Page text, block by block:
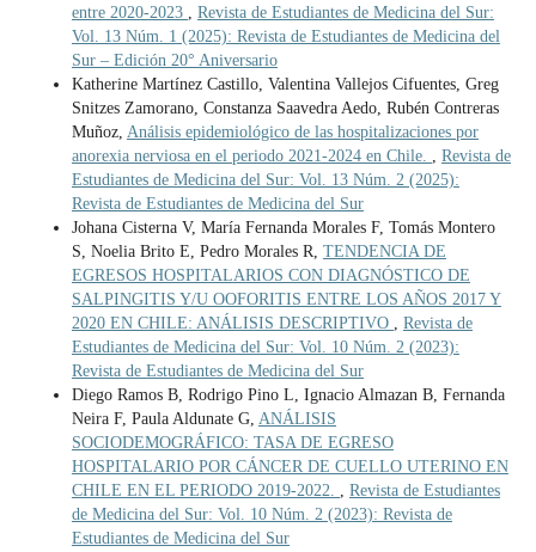
entre 2020-2023 , Revista de Estudiantes de Medicina del Sur:
Vol. 13 Núm. 1 (2025): Revista de Estudiantes de Medicina del
Sur – Edición 20° Aniversario
Katherine Martínez Castillo, Valentina Vallejos Cifuentes, Greg
Snitzes Zamorano, Constanza Saavedra Aedo, Rubén Contreras
Muñoz, Análisis epidemiológico de las hospitalizaciones por
anorexia nerviosa en el periodo 2021-2024 en Chile. , Revista de
Estudiantes de Medicina del Sur: Vol. 13 Núm. 2 (2025):
Revista de Estudiantes de Medicina del Sur
Johana Cisterna V, María Fernanda Morales F, Tomás Montero
S, Noelia Brito E, Pedro Morales R, TENDENCIA DE
EGRESOS HOSPITALARIOS CON DIAGNÓSTICO DE
SALPINGITIS Y/U OOFORITIS ENTRE LOS AÑOS 2017 Y
2020 EN CHILE: ANÁLISIS DESCRIPTIVO , Revista de
Estudiantes de Medicina del Sur: Vol. 10 Núm. 2 (2023):
Revista de Estudiantes de Medicina del Sur
Diego Ramos B, Rodrigo Pino L, Ignacio Almazan B, Fernanda
Neira F, Paula Aldunate G, ANÁLISIS
SOCIODEMOGRÁFICO: TASA DE EGRESO
HOSPITALARIO POR CÁNCER DE CUELLO UTERINO EN
CHILE EN EL PERIODO 2019-2022. , Revista de Estudiantes
de Medicina del Sur: Vol. 10 Núm. 2 (2023): Revista de
Estudiantes de Medicina del Sur